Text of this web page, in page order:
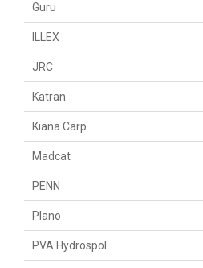
Guru
ILLEX
JRC
Katran
Kiana Carp
Madcat
PENN
Plano
PVA Hydrospol